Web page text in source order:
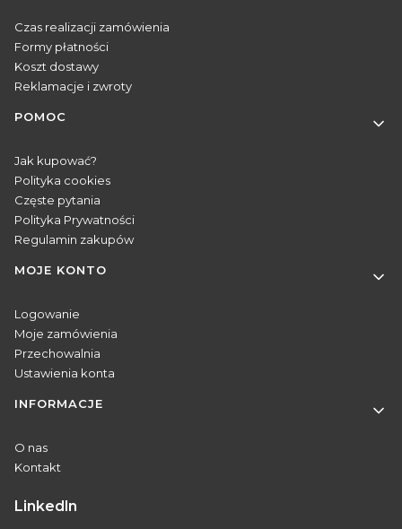
Czas realizacji zamówienia
Formy płatności
Koszt dostawy
Reklamacje i zwroty
POMOC
Jak kupować?
Polityka cookies
Częste pytania
Polityka Prywatności
Regulamin zakupów
MOJE KONTO
Logowanie
Moje zamówienia
Przechowalnia
Ustawienia konta
INFORMACJE
O nas
Kontakt
Linkedln